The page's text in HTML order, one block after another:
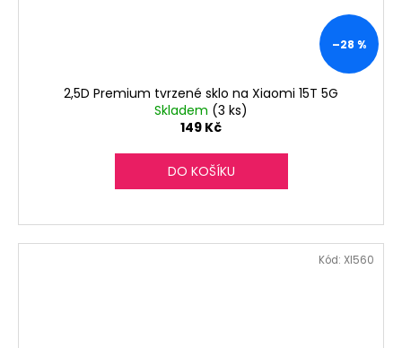
–28 %
2,5D Premium tvrzené sklo na Xiaomi 15T 5G
Skladem (3 ks)
149 Kč
DO KOŠÍKU
Kód: XI560